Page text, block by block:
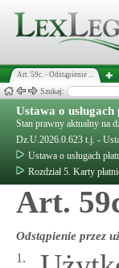
Art. 59c. - Odstąpienie ...
Szukaj:
Ustawa o usługach
Stan prawny aktualny na
Dz.U.2026.0.623 t.j. -
Ustawa o usługach
Rozdział 5. Karty
Art.
Odstąpienie przez
1.